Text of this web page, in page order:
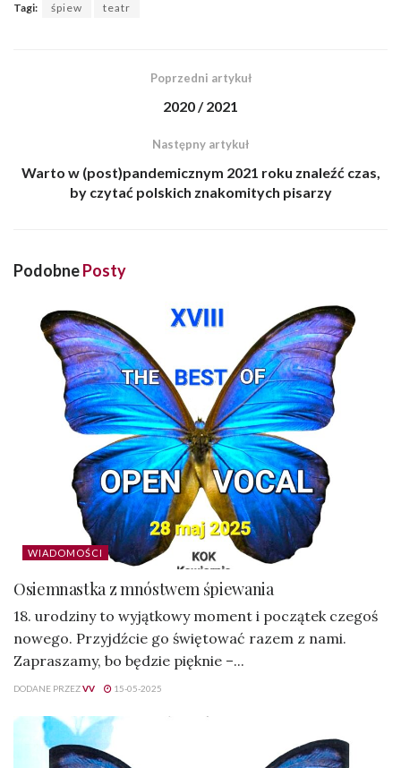
Tagi: śpiew teatr
Poprzedni artykuł
2020 / 2021
Następny artykuł
Warto w (post)pandemicznym 2021 roku znaleźć czas,
by czytać polskich znakomitych pisarzy
PodobnePosty
WIADOMOŚCI
Osiemnastka z mnóstwem śpiewania
18. urodziny to wyjątkowy moment i początek czegoś
nowego. Przyjdźcie go świętować razem z nami.
Zapraszamy, bo będzie pięknie –...
DODANE PRZEZVV 15-05-2025